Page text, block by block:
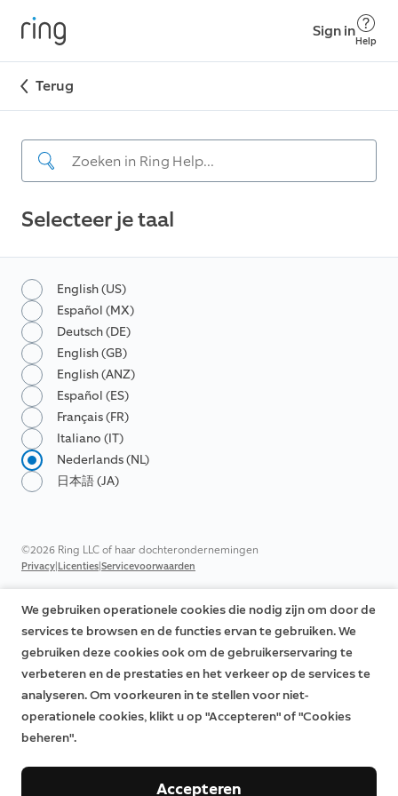
Sign in
Help
Terug
Selecteer je taal
English (US)
Español (MX)
Deutsch (DE)
English (GB)
English (ANZ)
Español (ES)
Français (FR)
Italiano (IT)
Nederlands (NL)
日本語 (JA)
©2026 Ring LLC of haar dochterondernemingen
Privacy|Licenties|Servicevoorwaarden
We gebruiken operationele cookies die nodig zijn om door de
services te browsen en de functies ervan te gebruiken. We
gebruiken deze cookies ook om de gebruikerservaring te
verbeteren en de prestaties en het verkeer op de services te
analyseren. Om voorkeuren in te stellen voor niet-
operationele cookies, klikt u op "Accepteren" of "Cookies
beheren".
Accepteren